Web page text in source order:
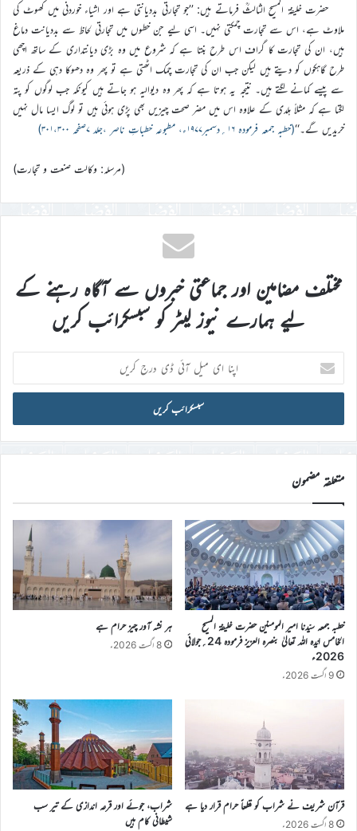
حضرت خلیفۃ المسیح الثالثؒ فرماتے ہیں: ’’جو تجارتی بددیانتی ہے اور اشیاء خوردنی میں کھوٹ کی
ملاوٹ ہے، اس سے تجارت چمکتی نہیں۔ اسی لیے جن خطوں میں تجارتی لحاظ سے بددیانت دماغ
ہیں، ان کی تجارت کا گراف اس طرح بنتا ہے کہ شروع میں وہ بڑی دیانتداری کے ساتھ اچھی
طرح گاہکوں کو دیتے ہیں لیکن جب ان کی تجارت چمک اٹھتی ہے تو پھر وہ دھوکا دہی کے ذریعہ
سے پیسے کمانے لگتے ہیں۔ نتیجہ یہ ہوتا ہے کہ پھر وہ دیوالیہ ہو جاتے ہیں کیونکہ جب لوگوں کو پتہ
لگتا ہے کہ مثلاً ہلدی کے علاوہ اس میں مضر صحت چیزیں بھی پڑی ہوئی ہیں تو لوگ ایسا مال نہیں
خریدیں گے۔‘‘(خطبہ جمعہ فرمودہ ۱۶؍دسمبر۱۹۷۷ء، مطبوعہ خطباتِ ناصر ،جلد ۷صفحہ ۳۰۱،۳۰۰)
(مرسلہ: وکالت صنعت و تجارت)
مختلف مضامین اور جماعتی خبروں سے آگاہ رہنے کے
لیے ہمارے نیوز لیٹر کو سبسکرائب کریں
اپنا
ای
میل
ڈی
درج
کریں
متعلقہ مضمون
خطبہ جمعہ سیّدنا امیر المومنین حضرت خلیفۃ المسیح
الخامس ایّدہ اللہ تعالیٰ بنصرہ العزیز فرمودہ 24؍جولائی
2026ء
9 اگست 2026ء
ہر نشہ آور چیز حرام ہے
8 اگست 2026ء
قرآن شریف نے شراب کو قطعاً حرام قرار دیا ہے
8 اگست 2026ء
شراب، جوئے اور قرعہ اندازی کے تیر سب
شیطانی کام ہیں